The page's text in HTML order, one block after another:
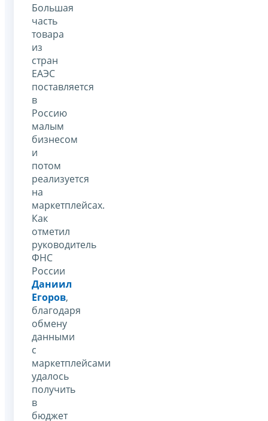
Большая
часть
товара
из
стран
ЕАЭС
поставляется
в
Россию
малым
бизнесом
и
потом
реализуется
на
маркетплейсах.
Как
отметил
руководитель
ФНС
России
Даниил
Егоров,
благодаря
обмену
данными
с
маркетплейсами
удалось
получить
в
бюджет